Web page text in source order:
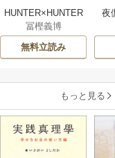
HUNTER×HUNTER
モノクロ版
冨樫義博
無料立読み
夜
もっと見る